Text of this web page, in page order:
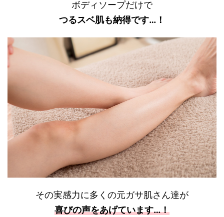
ボディソープだけで
つるスベ肌も納得です…！
その実感力に多くの元ガサ肌さん達が
喜びの声をあげています…！